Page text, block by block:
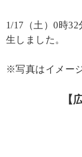
1/17（土）0時
生しました。
※写真はイメー
【